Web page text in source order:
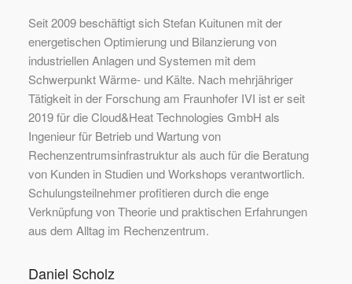
Seit 2009 beschäftigt sich Stefan Kuitunen mit der
energetischen Optimierung und Bilanzierung von
industriellen Anlagen und Systemen mit dem
Schwerpunkt Wärme- und Kälte. Nach mehrjähriger
Tätigkeit in der Forschung am Fraunhofer IVI ist er seit
2019 für die Cloud&Heat Technologies GmbH als
Ingenieur für Betrieb und Wartung von
Rechenzentrumsinfrastruktur als auch für die Beratung
von Kunden in Studien und Workshops verantwortlich.
Schulungsteilnehmer profitieren durch die enge
Verknüpfung von Theorie und praktischen Erfahrungen
aus dem Alltag im Rechenzentrum.
Daniel Scholz